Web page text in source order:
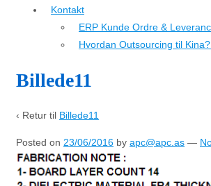
Kontakt
ERP Kunde Ordre &
Hvordan Outsourcing til
Billede11
‹ Retur til Billede11
Posted on 23/06/2016 by apc@apc.as —